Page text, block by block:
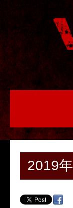
2019